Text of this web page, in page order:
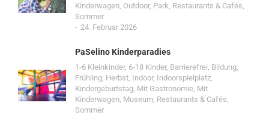
Kinderwagen, Outdoor, Park, Restaurants & Cafés,
Sommer
24. Februar 2026
PaSelino Kinderparadies
1-6 Kleinkinder, 6-18 Kinder, Barrierefrei, Bildung,
Frühling, Herbst, Indoor, Indoorspielplatz,
Kindergeburtstag, Mit Gastronomie, Mit
Kinderwagen, Museum, Restaurants & Cafés,
Sommer